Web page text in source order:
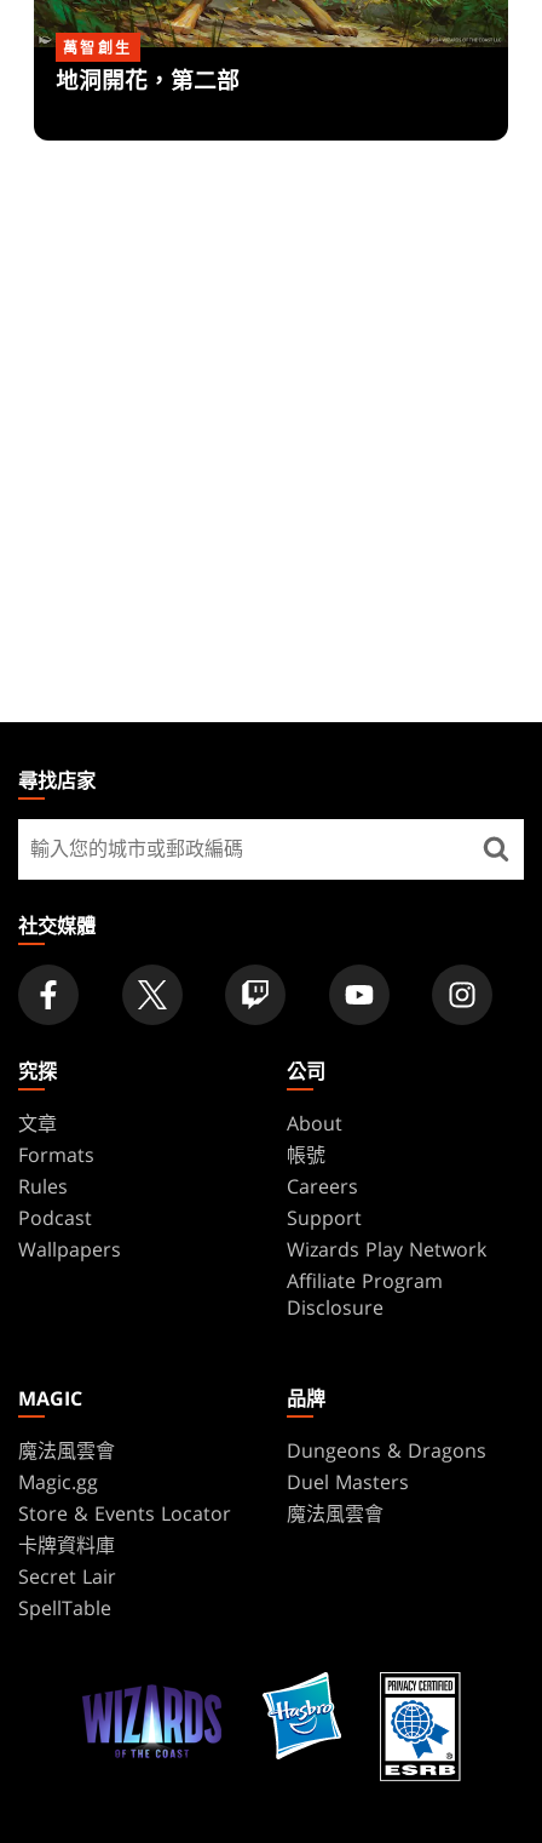
萬智創生
地洞開花，第二部
THE
GATHERING
FOOTER
尋找店家
尋
找
家
社交媒體
究探
文章
Formats
Rules
Podcast
Wallpapers
公司
About
帳號
Careers
Support
Wizards Play Network
Affiliate Program
Disclosure
MAGIC
魔法風雲會
Magic.gg
Store & Events Locator
卡牌資料庫
Secret Lair
SpellTable
品牌
Dungeons & Dragons
Duel Masters
魔法風雲會